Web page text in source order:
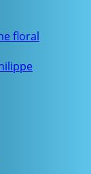
floral